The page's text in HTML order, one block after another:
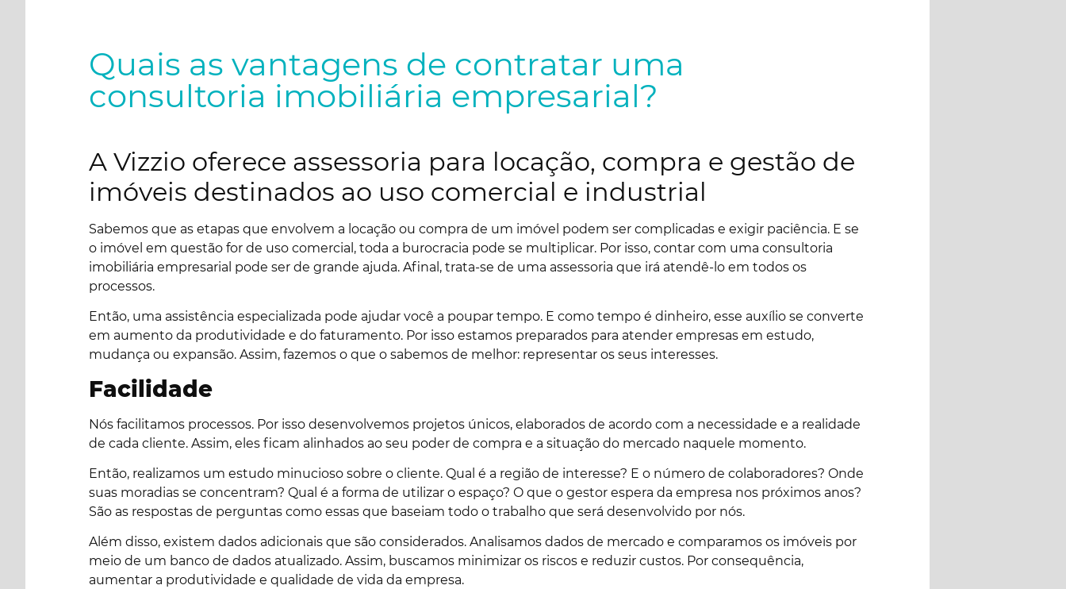
Quais as vantagens de contratar uma
consultoria imobiliária empresarial?
A Vizzio oferece assessoria para locação, compra e gestão de
imóveis destinados ao uso comercial e industrial
Sabemos que as etapas que envolvem a locação ou compra de um imóvel podem ser complicadas e exigir paciência. E se
o imóvel em questão for de uso comercial, toda a burocracia pode se multiplicar. Por isso, contar com uma consultoria
imobiliária empresarial pode ser de grande ajuda. Afinal, trata-se de uma assessoria que irá atendê-lo em todos os
processos.
Então, uma assistência especializada pode ajudar você a poupar tempo. E como tempo é dinheiro, esse auxílio se converte
em aumento da produtividade e do faturamento. Por isso estamos preparados para atender empresas em estudo,
mudança ou expansão. Assim, fazemos o que o sabemos de melhor: representar os seus interesses.
Facilidade
Nós facilitamos processos. Por isso desenvolvemos projetos únicos, elaborados de acordo com a necessidade e a realidade
de cada cliente. Assim, eles ficam alinhados ao seu poder de compra e a situação do mercado naquele momento.
Então, realizamos um estudo minucioso sobre o cliente. Qual é a região de interesse? E o número de colaboradores? Onde
suas moradias se concentram? Qual é a forma de utilizar o espaço? O que o gestor espera da empresa nos próximos anos?
São as respostas de perguntas como essas que baseiam todo o trabalho que será desenvolvido por nós.
Além disso, existem dados adicionais que são considerados. Analisamos dados de mercado e comparamos os imóveis por
meio de um banco de dados atualizado. Assim, buscamos minimizar os riscos e reduzir custos. Por consequência,
aumentar a produtividade e qualidade de vida da empresa.